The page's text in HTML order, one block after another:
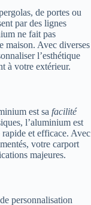
de portes ou
par des lignes
ne fait pas
maison. Avec diverses
l’esthétique
à votre extérieur.
est sa facilité
l’aluminium est
et efficace. Avec
votre carport
majeures.
personnalisation